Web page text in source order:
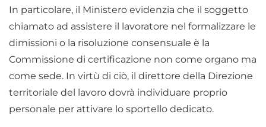
In particolare, il Ministero evidenzia che il soggetto
chiamato ad assistere il lavoratore nel formalizzare le
dimissioni o la risoluzione consensuale è la
Commissione di certificazione non come organo ma
come sede. In virtù di ciò, il direttore della Direzione
territoriale del lavoro dovrà individuare proprio
personale per attivare lo sportello dedicato.